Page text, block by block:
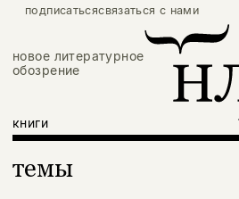
подписатьсясвязаться с нами
новое литературное
обозрение
книги
темы